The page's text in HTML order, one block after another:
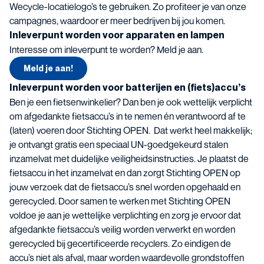
Wecycle-locatielogo’s te gebruiken. Zo profiteer je van onze
campagnes, waardoor er meer bedrijven bij jou komen.
Inleverpunt worden voor apparaten en lampen
Interesse om inleverpunt te worden? Meld je aan.
Meld je aan!
Inleverpunt worden voor batterijen en (fiets)accu’s
Ben je een fietsenwinkelier? Dan ben je ook wettelijk verplicht
om afgedankte fietsaccu’s in te nemen én verantwoord af te
(laten) voeren door Stichting OPEN. Dat werkt heel makkelijk;
je ontvangt gratis een speciaal UN-goedgekeurd stalen
inzamelvat met duidelijke veiligheidsinstructies. Je plaatst de
fietsaccu in het inzamelvat en dan zorgt Stichting OPEN op
jouw verzoek dat de fietsaccu’s snel worden opgehaald en
gerecycled. Door samen te werken met Stichting OPEN
voldoe je aan je wettelijke verplichting en zorg je ervoor dat
afgedankte fietsaccu’s veilig worden verwerkt en worden
gerecycled bij gecertificeerde recyclers. Zo eindigen de
accu’s niet als afval, maar worden waardevolle grondstoffen